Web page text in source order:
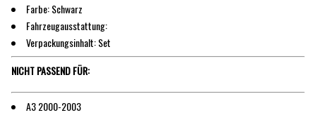
Farbe: Schwarz
Fahrzeugausstattung:
Verpackungsinhalt: Set
NICHT PASSEND FÜR:
A3 2000-2003